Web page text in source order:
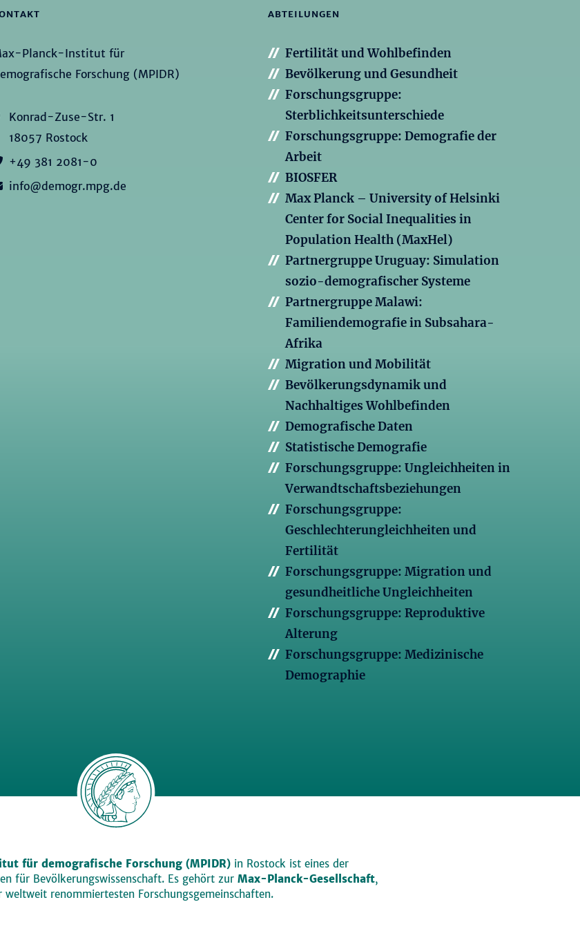
Planck-Institut für
Forschung (MPIDR)
Konrad-Zuse-Str. 1
18057 Rostock
+49 381 2081-0
info@demogr.mpg.de
ABTEILUNGEN
Fertilität und Wohlbefinden
Bevölkerung und Gesundheit
Forschungsgruppe:
Sterblichkeitsunterschiede
Forschungsgruppe: Demografie der
Arbeit
BIOSFER
Max Planck – University of Helsinki
Center for Social Inequalities in
Population Health (MaxHel)
Partnergruppe Uruguay: Simulation
sozio-demografischer Systeme
Partnergruppe Malawi:
Familiendemografie in Subsahara-
Afrika
Migration und Mobilität
Bevölkerungsdynamik und
Nachhaltiges Wohlbefinden
Demografische Daten
Statistische Demografie
Forschungsgruppe: Ungleichheiten in
Verwandtschaftsbeziehungen
Forschungsgruppe:
Geschlechterungleichheiten und
Fertilität
Forschungsgruppe: Migration und
gesundheitliche Ungleichheiten
Forschungsgruppe: Reproduktive
Alterung
Forschungsgruppe: Medizinische
Demographie
für demografische Forschung (MPIDR)in Rostock ist eines der
für Bevölkerungswissenschaft. Es gehört zur Max-Planck-Gesellschaft,
weltweit renommiertesten Forschungsgemeinschaften.